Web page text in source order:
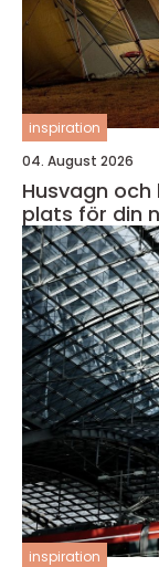
inspiration
04. August 2026
Husvagn och
plats för din
inspiration